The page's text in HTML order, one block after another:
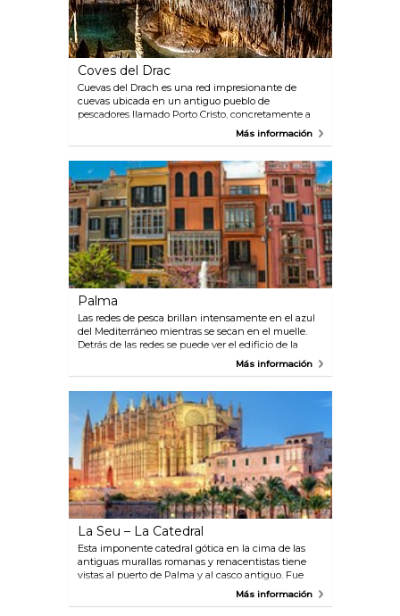
Coves del Drac
Cuevas del Drach es una red impresionante de
cuevas ubicada en un antiguo pueblo de
pescadores llamado Porto Cristo, concretamente a
65 kilómetros de Palma. Las cuevas tienen dos
cámaras. Dispone de visitas guiadas de una hora de
duración.
Más información
Palma
Las redes de pesca brillan intensamente en el azul
del Mediterráneo mientras se secan en el muelle.
Detrás de las redes se puede ver el edificio de la
Bolsa, conocido como La Lonja, y que data del año
Mediterráneo tenía lugar durante la Edad Media.
Palma presume de historia en cada esquina, y
siendo una ciudad bulliciosa, la capital de la isla no
deja de sorprender a todos los que la visitan.
Más información
La Seu – La Catedral
Esta imponente catedral gótica en la cima de las
antiguas murallas romanas y renacentistas tiene
vistas al puerto de Palma y al casco antiguo. Fue
construida durante cientos de años sobre las ruinas
Más información